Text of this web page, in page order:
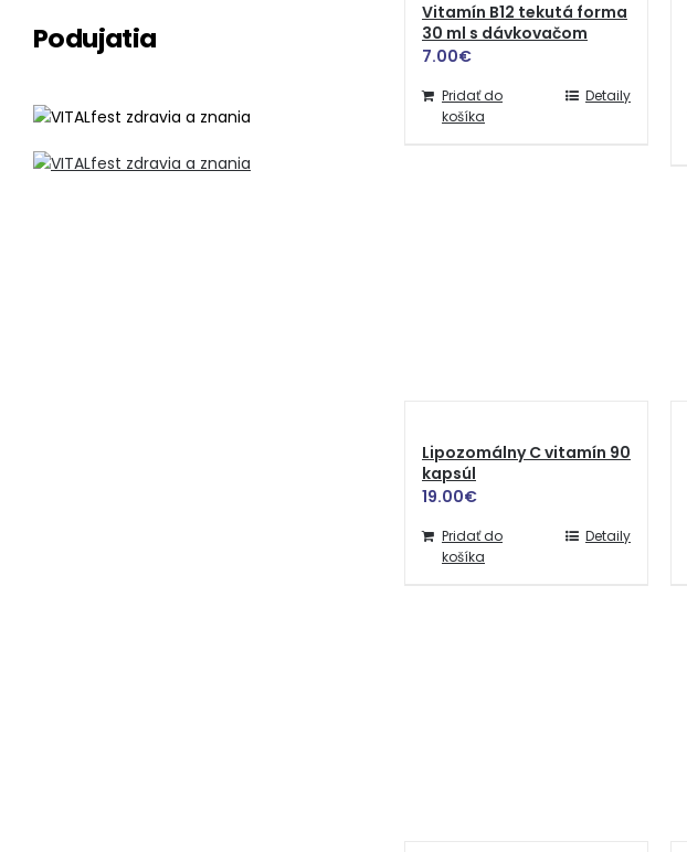
Vitamín B12 tekutá forma
30 ml s dávkovačom
7.00€
Pridať do
košíka
Detaily
Lipozomálny C vitamín 90
kapsúl
19.00€
Pridať do
košíka
Detaily
Podujatia